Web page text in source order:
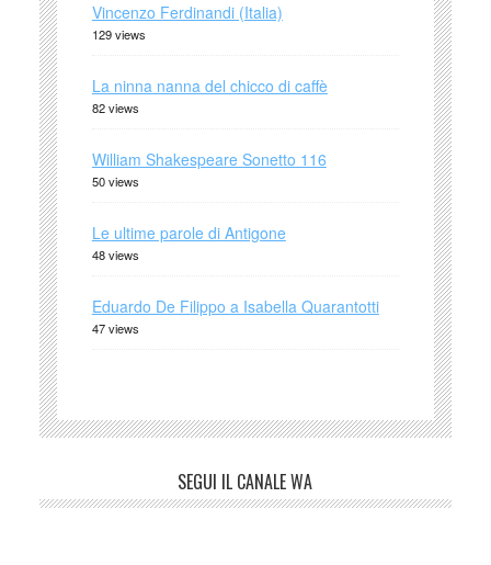
Vincenzo Ferdinandi (Italia)
129 views
La ninna nanna del chicco di caffè
82 views
William Shakespeare Sonetto 116
50 views
Le ultime parole di Antigone
48 views
Eduardo De Filippo a Isabella Quarantotti
47 views
SEGUI IL CANALE WA